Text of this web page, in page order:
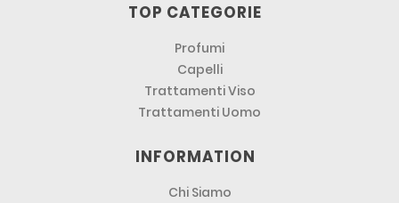
TOP CATEGORIE
Profumi
Capelli
Trattamenti Viso
Trattamenti Uomo
INFORMATION
Chi Siamo